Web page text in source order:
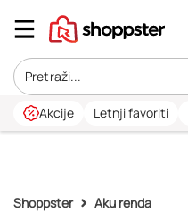
Akcije Letnji favoriti
Shoppster Aku renda